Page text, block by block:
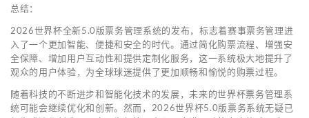
总结：
2026世界杯全新5.0版票务管理系统的发布，标志着赛事票务管理进
入了一个更加智能、便捷和安全的时代。通过简化购票流程、增强安
全保障、增加用户互动性和提供定制化服务，这一系统极大地提升了
观众的用户体验，为全球球迷提供了更加顺畅和愉悦的购票过程。
随着科技的不断进步和智能化技术的发展，未来的世界杯票务管理系
统可能会继续优化和创新。然而，2026世界杯5.0版票务系统无疑已